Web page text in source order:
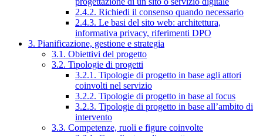
2.4.2. Richiedi il consenso quando necessario
2.4.3. Le basi del sito web: architettura,
informativa privacy, riferimenti DPO
3. Pianificazione, gestione e strategia
3.1. Obiettivi del progetto
3.2. Tipologie di progetti
3.2.1. Tipologie di progetto in base agli attori
coinvolti nel servizio
3.2.2. Tipologie di progetto in base al focus
3.2.3. Tipologie di progetto in base all’ambito di
intervento
3.3. Competenze, ruoli e figure coinvolte